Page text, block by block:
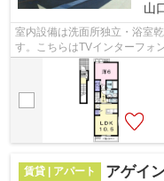
山
室内設備は洗面所独立・浴室
す。こちらはTVインターフォ
空きがある物件、いかがでしょ
賃貸 | アパート アゲイ